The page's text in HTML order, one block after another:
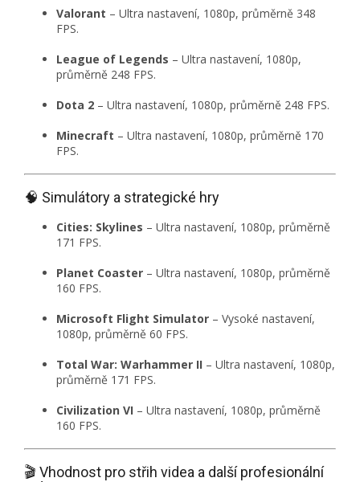
Valorant – Ultra nastavení, 1080p, průměrně 348
FPS.
League of Legends – Ultra nastavení, 1080p,
průměrně 248 FPS.
Dota 2 – Ultra nastavení, 1080p, průměrně 248 FPS.
Minecraft – Ultra nastavení, 1080p, průměrně 170
FPS.
🧠 Simulátory a strategické hry
Cities: Skylines – Ultra nastavení, 1080p, průměrně
171 FPS.
Planet Coaster – Ultra nastavení, 1080p, průměrně
160 FPS.
Microsoft Flight Simulator – Vysoké nastavení,
1080p, průměrně 60 FPS.
Total War: Warhammer II – Ultra nastavení, 1080p,
průměrně 171 FPS.
Civilization VI – Ultra nastavení, 1080p, průměrně
160 FPS.
🎬 Vhodnost pro střih videa a další profesionální